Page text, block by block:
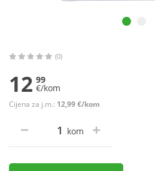
(0)
12 99
€/kom
Cijena za j.m.: 12,99 €/kom
kom